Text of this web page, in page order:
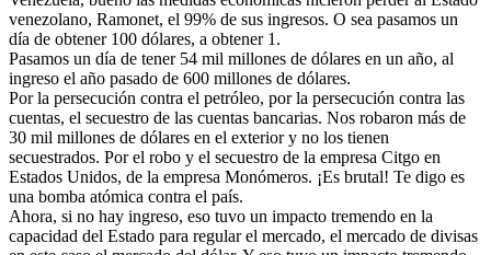
venezolano, Ramonet, el 99% de sus ingresos. O sea pasamos un
día de obtener 100 dólares, a obtener 1.
Pasamos un día de tener 54 mil millones de dólares en un año, al
ingreso el año pasado de 600 millones de dólares.
Por la persecución contra el petróleo, por la persecución contra las
cuentas, el secuestro de las cuentas bancarias. Nos robaron más de
30 mil millones de dólares en el exterior y no los tienen
secuestrados. Por el robo y el secuestro de la empresa Citgo en
Estados Unidos, de la empresa Monómeros. ¡Es brutal! Te digo es
una bomba atómica contra el país.
Ahora, si no hay ingreso, eso tuvo un impacto tremendo en la
capacidad del Estado para regular el mercado, el mercado de divisas